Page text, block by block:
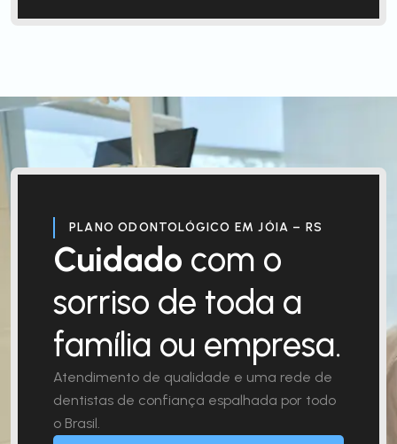
PLANO ODONTOLÓGICO EM JÓIA – RS
Cuidado com o
sorriso de toda a
família ou empresa.
Atendimento de qualidade e uma rede de
dentistas de confiança espalhada por todo
o Brasil.